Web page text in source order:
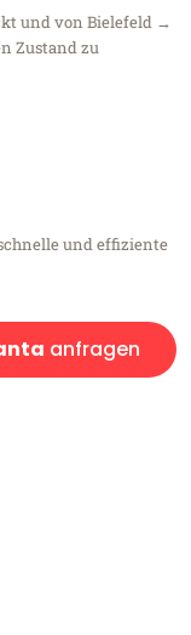
und von Bielefeld →
Zustand zu
und effiziente
anfragen